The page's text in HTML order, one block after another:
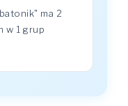
ma 2
w 1 grup